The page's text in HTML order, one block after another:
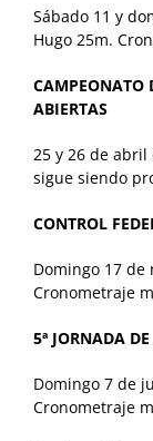
Sábado 11 y
Hugo 25m.
CAMPEONATO
ABIERTAS
25 y 26 de abril
sigue siendo
CONTROL
Domingo 17 de
Cronometraje
5ª JORNADA
Domingo 7 de
Cronometraje